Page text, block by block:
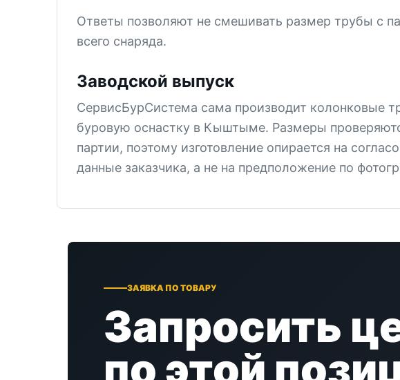
Ответы позволяют не смешивать размер трубы с
всего снаряда.
Заводской выпуск
СервисБурСистема сама производит колонковые
буровую оснастку в Кыштыме. Размеры
партии, поэтому изготовление опирается на
данные заказчика, а не на предположение по
ЗАЯВКА ПО ТОВАРУ
Запросить
по этой